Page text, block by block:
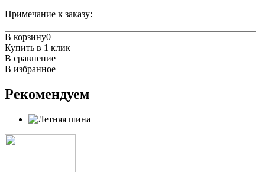
Примечание к заказу:
В корзину0
Купить в 1 клик
В сравнение
В избранное
Рекомендуем